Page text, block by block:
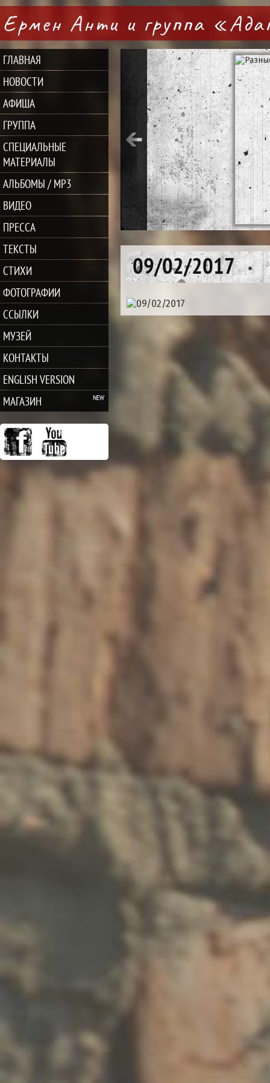
Ермен Анти и группа
ГЛАВНАЯ
НОВОСТИ
АФИША
ГРУППА
СПЕЦИАЛЬНЫЕ
МАТЕРИАЛЫ
АЛЬБОМЫ / MP3
ВИДЕО
ПРЕССА
ТЕКСТЫ
СТИХИ
ФОТОГРАФИИ
ССЫЛКИ
МУЗЕЙ
КОНТАКТЫ
ENGLISH VERSION
МАГАЗИН
09/02/2017